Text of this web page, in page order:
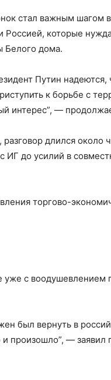
стал важным шагом
которые
Белого дома.
Путин
к борьбе с
интерес”, —
длился около
ИГ до усилий в
торгово-
уже с воодушевлением
был вернуть в
произошло”, —